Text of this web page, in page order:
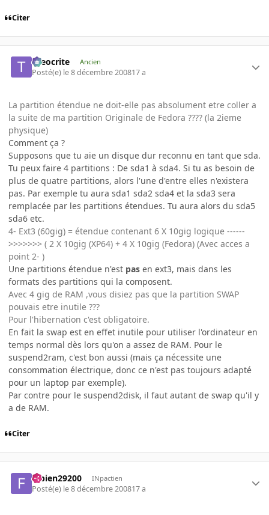
Citer
theocrite Ancien
Posté(e) le 8 décembre 200817 a
La partition étendue ne doit-elle pas absolument etre coller a
la suite de ma partition Originale de Fedora ???? (la 2ieme
physique)
Comment ça ?
Supposons que tu aie un disque dur reconnu en tant que sda.
Tu peux faire 4 partitions : De sda1 à sda4. Si tu as besoin de
plus de quatre partitions, alors l'une d'entre elles n'existera
pas. Par exemple tu aura sda1 sda2 sda4 et la sda3 sera
remplacée par les partitions étendues. Tu aura alors du sda5
sda6 etc.
4- Ext3 (60gig) = étendue contenant 6 X 10gig logique ------
>>>>>>> ( 2 X 10gig (XP64) + 4 X 10gig (Fedora) (Avec acces a
point 2- )
Une partitions étendue n'est pas en ext3, mais dans les
formats des partitions qui la composent.
Avec 4 gig de RAM ,vous disiez pas que la partition SWAP
pouvais etre inutile ???
Pour l'hibernation c'est obligatoire.
En fait la swap est en effet inutile pour utiliser l'ordinateur en
temps normal dès lors qu'on a assez de RAM. Pour le
suspend2ram, c'est bon aussi (mais ça nécessite une
consommation électrique, donc ce n'est pas toujours adapté
pour un laptop par exemple).
Par contre pour le suspend2disk, il faut autant de swap qu'il y
a de RAM.
Citer
fabien29200 INpactien
Posté(e) le 8 décembre 200817 a